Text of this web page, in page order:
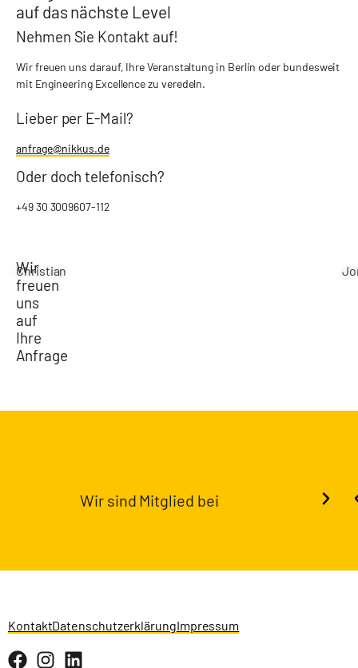
auf das nächste Level
Nehmen Sie Kontakt auf!
Wir freuen uns darauf, Ihre Veranstaltung in Berlin oder bundesweit
mit Engineering Excellence zu veredeln.
Lieber per E-Mail?
anfrage@nikkus.de
Oder doch telefonisch?
+49 30 3009607-112
Wir
freuen
uns
auf
Ihre
Anfrage
Christian
Wir sind Mitglied bei
KontaktDatenschutzerklärungImpressum